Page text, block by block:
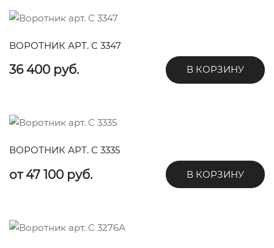
ВОРОТНИК АРТ. С 3347
36 400 руб. В КОРЗИНУ
ВОРОТНИК АРТ. С 3335
от 47 100 руб. В КОРЗИНУ